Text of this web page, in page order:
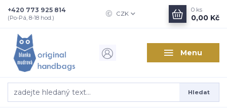
Menu
CZK
Hledat
+420 773 925 814
(Po-Pá, 8-18 hod.)
0 ks
0,00 Kč